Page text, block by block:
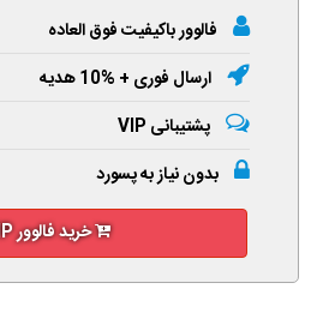
فالوور باکیفیت فوق العاده
ارسال فوری + %10 هدیه
پشتیبانی VIP
بدون نیاز به پسورد
خرید فالوور VIP